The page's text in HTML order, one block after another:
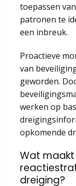
toepassen
patronen te
een inbreuk.
Proactieve
van
geworden.
werken op
opkomende
Wat
dreiging?